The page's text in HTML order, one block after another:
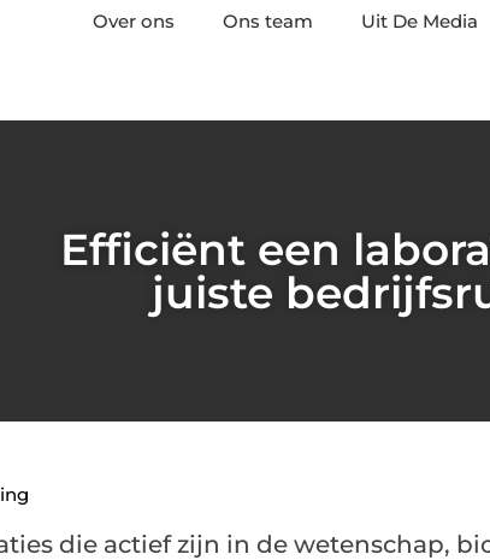
Over ons Ons team Uit De Media
Efficiënt een
juiste
die actief zijn in de wetenschap,